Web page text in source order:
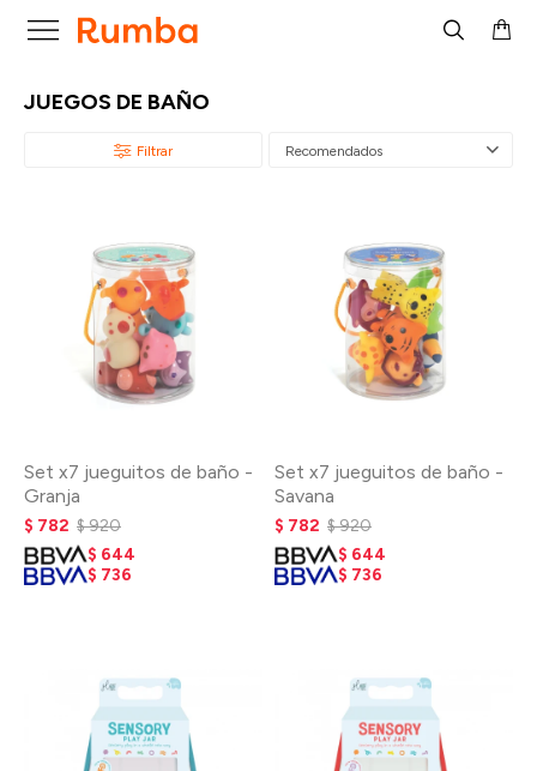

JUEGOS DE BAÑO
Recomendados
Set x7 jueguitos de baño -
Granja
$ 782 $920
$ 644
$ 736
Set x7 jueguitos de baño -
Savana
$ 782 $920
$ 644
$ 736